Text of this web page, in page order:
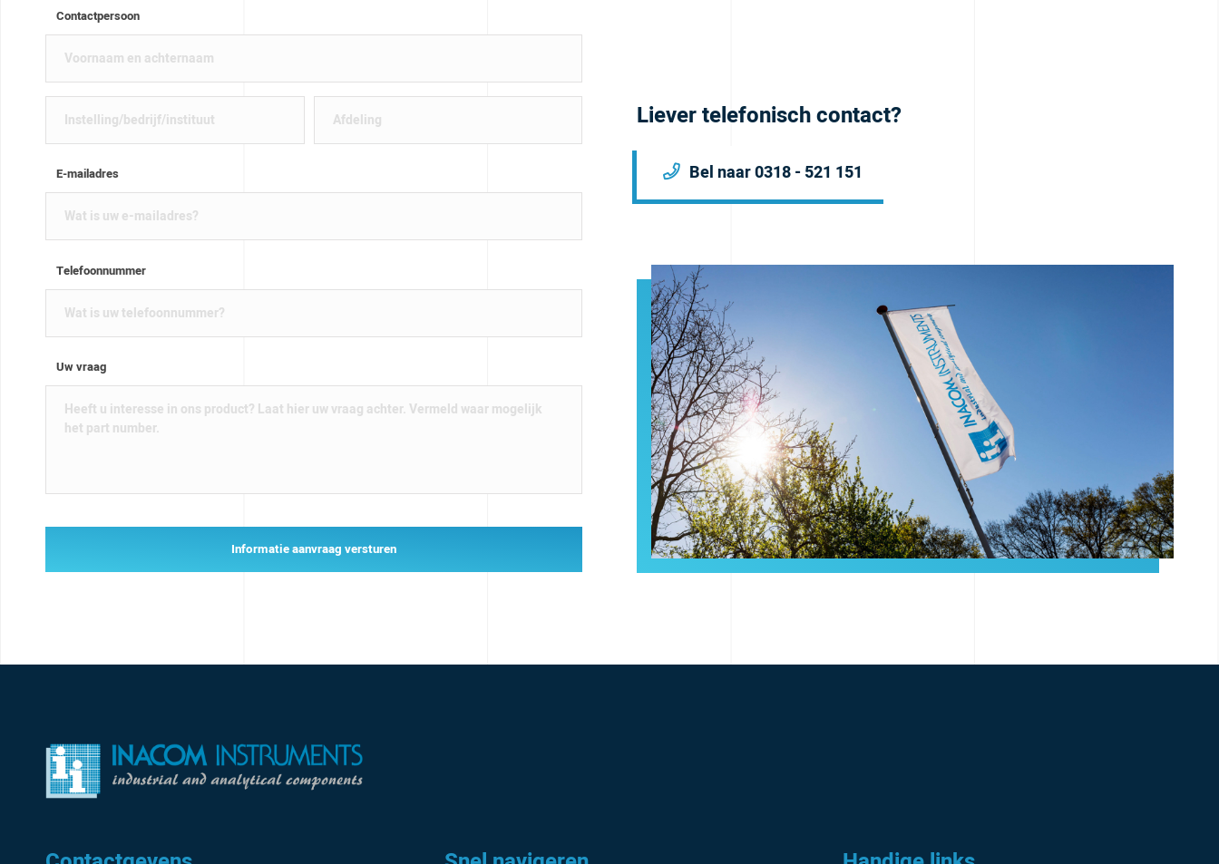
Contactpersoon
E-mailadres
Telefoonnummer
Uw vraag
Informatie aanvraag versturen
Liever telefonisch contact?
Bel naar 0318 - 521 151